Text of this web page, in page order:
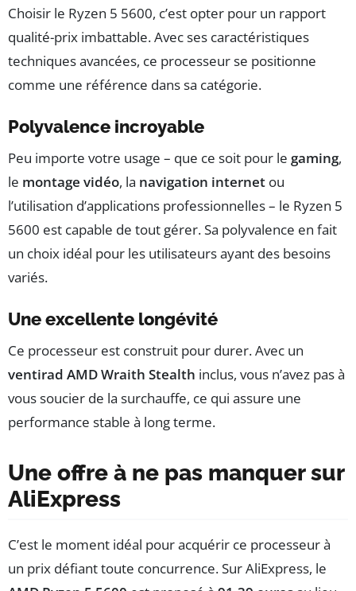
Choisir le Ryzen 5 5600, c’est opter pour un rapport
qualité-prix imbattable. Avec ses caractéristiques
techniques avancées, ce processeur se positionne
comme une référence dans sa catégorie.
Polyvalence incroyable
Peu importe votre usage – que ce soit pour le gaming,
le montage vidéo, la navigation internet ou
l’utilisation d’applications professionnelles – le Ryzen 5
5600 est capable de tout gérer. Sa polyvalence en fait
un choix idéal pour les utilisateurs ayant des besoins
variés.
Une excellente longévité
Ce processeur est construit pour durer. Avec un
ventirad AMD Wraith Stealth inclus, vous n’avez pas à
vous soucier de la surchauffe, ce qui assure une
performance stable à long terme.
Une offre à ne pas manquer sur
AliExpress
C’est le moment idéal pour acquérir ce processeur à
un prix défiant toute concurrence. Sur AliExpress, le